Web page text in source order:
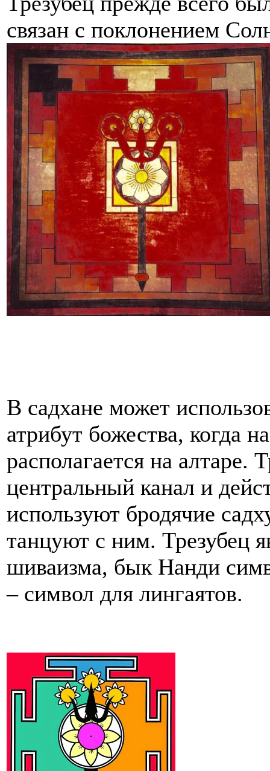
связан с поклонением
В садхане может
атрибут божества, когда
располагается на алтаре.
центральный канал и
используют бродячие
танцуют с ним. Трезубец
шиваизма, бык Нанди
– символ для лингаятов.